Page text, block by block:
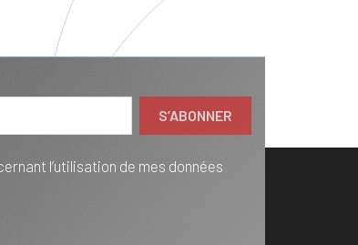
l’utilisation de mes données